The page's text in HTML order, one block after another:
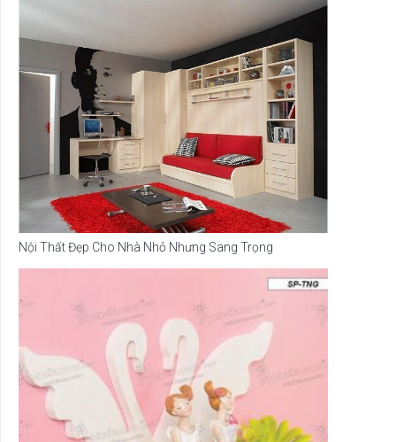
Nội Thất Đẹp Cho Nhà Nhỏ Nhưng Sang Trọng